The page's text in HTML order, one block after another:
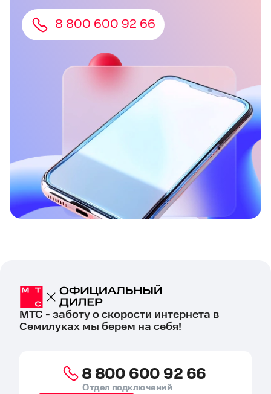
8 800 600 92 66
МТС - заботу о скорости интернета в
Семилуках мы берем на себя!
8 800 600 92 66
Отдел подключений